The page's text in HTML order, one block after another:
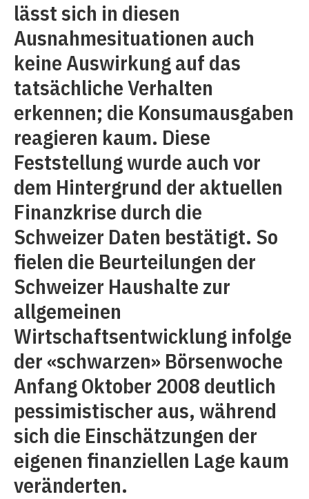
lässt sich in diesen
Ausnahmesituationen auch
keine Auswirkung auf das
tatsächliche Verhalten
erkennen; die Konsumausgaben
reagieren kaum. Diese
Feststellung wurde auch vor
dem Hintergrund der aktuellen
Finanzkrise durch die
Schweizer Daten bestätigt. So
fielen die Beurteilungen der
Schweizer Haushalte zur
allgemeinen
Wirtschaftsentwicklung infolge
der «schwarzen» Börsenwoche
Anfang Oktober 2008 deutlich
pessimistischer aus, während
sich die Einschätzungen der
eigenen finanziellen Lage kaum
veränderten.